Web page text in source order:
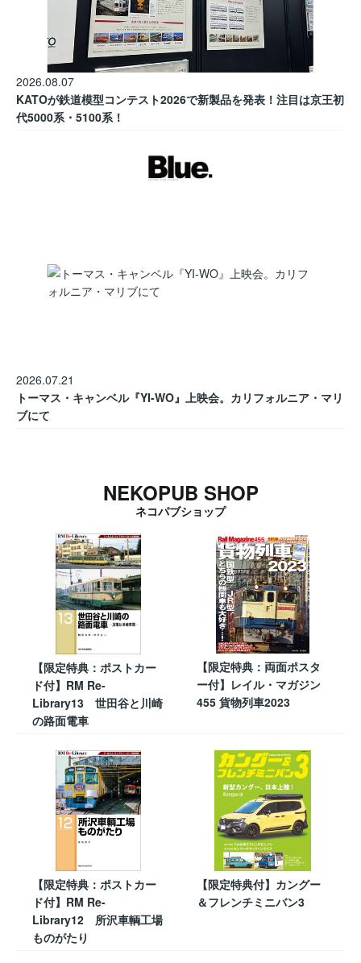
2026.08.07
KATOが鉄道模型コンテスト2026で新製品を発表！注目は京王初
代5000系・5100系！
2026.07.21
トーマス・キャンベル『YI-WO』上映会。カリフォルニア・マリ
ブにて
NEKOPUB SHOP
ネコパブショップ
【限定特典：ポストカー
ド付】RM Re-
Library13 世田谷と川崎
の路面電車
【限定特典：両面ポスタ
ー付】レイル・マガジン
455 貨物列車2023
【限定特典：ポストカー
ド付】RM Re-
Library12 所沢車輌工場
ものがたり
【限定特典付】カングー
＆フレンチミニバン3